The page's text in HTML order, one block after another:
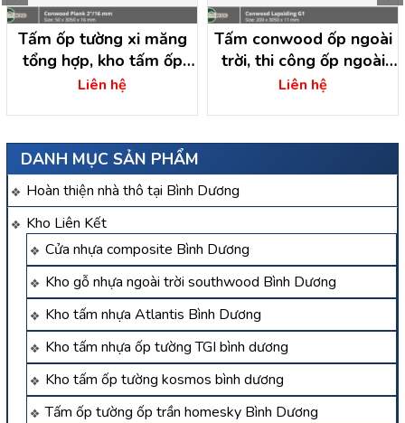
DANH MỤC SẢN PHẨM
Hoàn thiện nhà thô tại Bình Dương
Kho Liên Kết
Cửa nhựa composite Bình Dương
Kho gỗ nhựa ngoài trời southwood Bình Dương
Kho tấm nhựa Atlantis Bình Dương
Kho tấm nhựa ốp tường TGI bình dương
Kho tấm ốp tường kosmos bình dương
Tấm ốp tường ốp trần homesky Bình Dương
Tấm ốp tường xi măng
tổng hợp, kho tấm ốp
bình dương
Liên hệ
Tấm conwood ốp ngoài
trời, thi công ốp ngoài
trời
Liên hệ